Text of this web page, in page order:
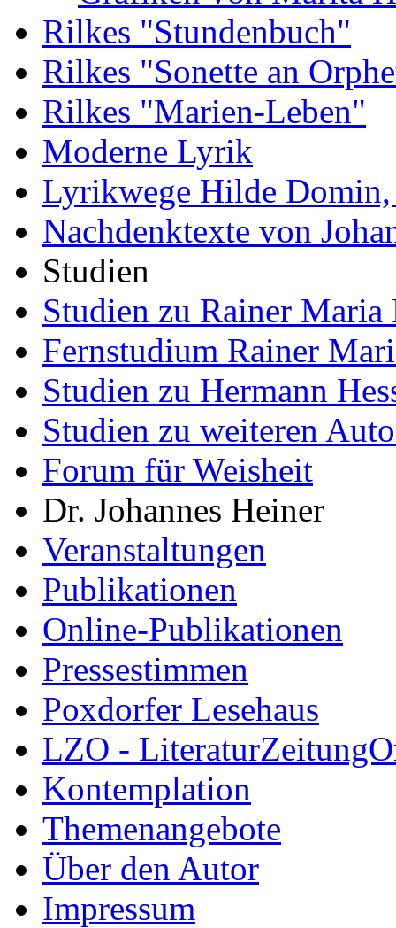
Rilkes "Stundenbuch"
Rilkes "Sonette an
Rilkes "Marien-Leben"
Moderne Lyrik
Lyrikwege Hilde
Nachdenktexte von
Studien
Studien zu Rainer Maria
Fernstudium Rainer
Studien zu Hermann
Studien zu weiteren
Forum für Weisheit
Dr. Johannes Heiner
Veranstaltungen
Publikationen
Online-Publikationen
Pressestimmen
Poxdorfer Lesehaus
LZO -
Kontemplation
Themenangebote
Über den Autor
Impressum